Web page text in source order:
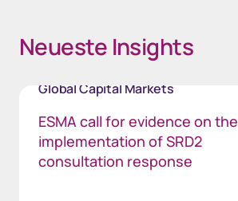
Neueste Insights
Global Capital Markets
ESMA call for evidence on the
implementation of SRD2
consultation response